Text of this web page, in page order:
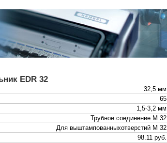
EDR 32
32,5 мм
65
1,5-3,2 мм
Трубное соединение M 32
Для выштампованныхотверстий M 32
98.11 руб.